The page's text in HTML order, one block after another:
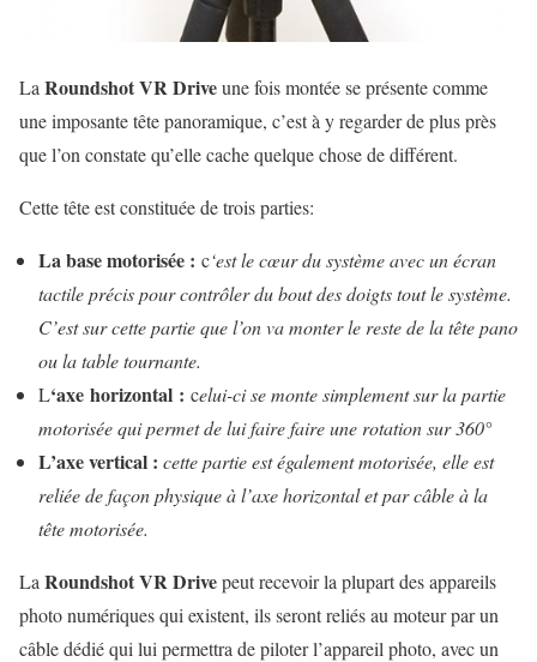
La Roundshot VR Driveune fois montée se présente comme
une imposante tête panoramique, c’est à y regarder de plus près
que l’on constate qu’elle cache quelque chose de différent.
Cette tête est constituée de trois parties:
La base motorisée : c‘est le cœur du système avec un écran
tactile précis pour contrôler du bout des doigts tout le système.
C’est sur cette partie que l’on va monter le reste de la tête pano
ou la table tournante.
L‘axe horizontal : celui-ci se monte simplement sur la partie
motorisée qui permet de lui faire faire une rotation sur 360°
L’axe vertical : cette partie est également motorisée, elle est
reliée de façon physique à l’axe horizontal et par câble à la
tête motorisée.
La Roundshot VR Drivepeut recevoir la plupart des appareils
photo numériques qui existent, ils seront reliés au moteur par un
câble dédié qui lui permettra de piloter l’appareil photo, avec un